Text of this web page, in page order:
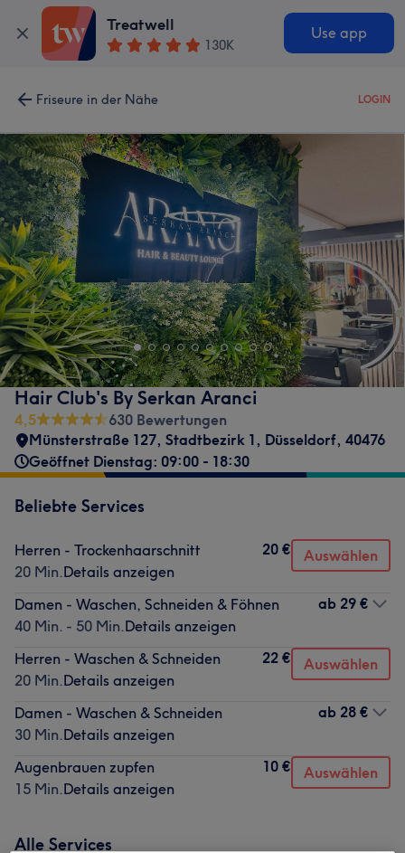
Treatwell
130K
Use app
Friseure in der Nähe LOGIN
Hair Club's By Serkan Aranci
4,5
630 Bewertungen
Münsterstraße 127, Stadtbezirk 1, Düsseldorf, 40476
Geöffnet Dienstag: 09:00 - 18:30
Beliebte Services
Herren - Trockenhaarschnitt
20 Min.Details anzeigen
20 € Auswählen
Damen - Waschen, Schneiden & Föhnen
40 Min. - 50 Min.Details anzeigen
ab 29 €
Herren - Waschen & Schneiden
20 Min.Details anzeigen
22 € Auswählen
Damen - Waschen & Schneiden
30 Min.Details anzeigen
ab 28 €
Augenbrauen zupfen
15 Min.Details anzeigen
10 € Auswählen
Alle Services